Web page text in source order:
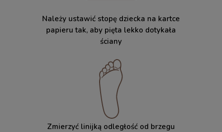
Należy ustawić stopę dziecka na kartce
papieru tak, aby pięta lekko dotykała
ściany
Zmierzyć linijką odległość od brzegu